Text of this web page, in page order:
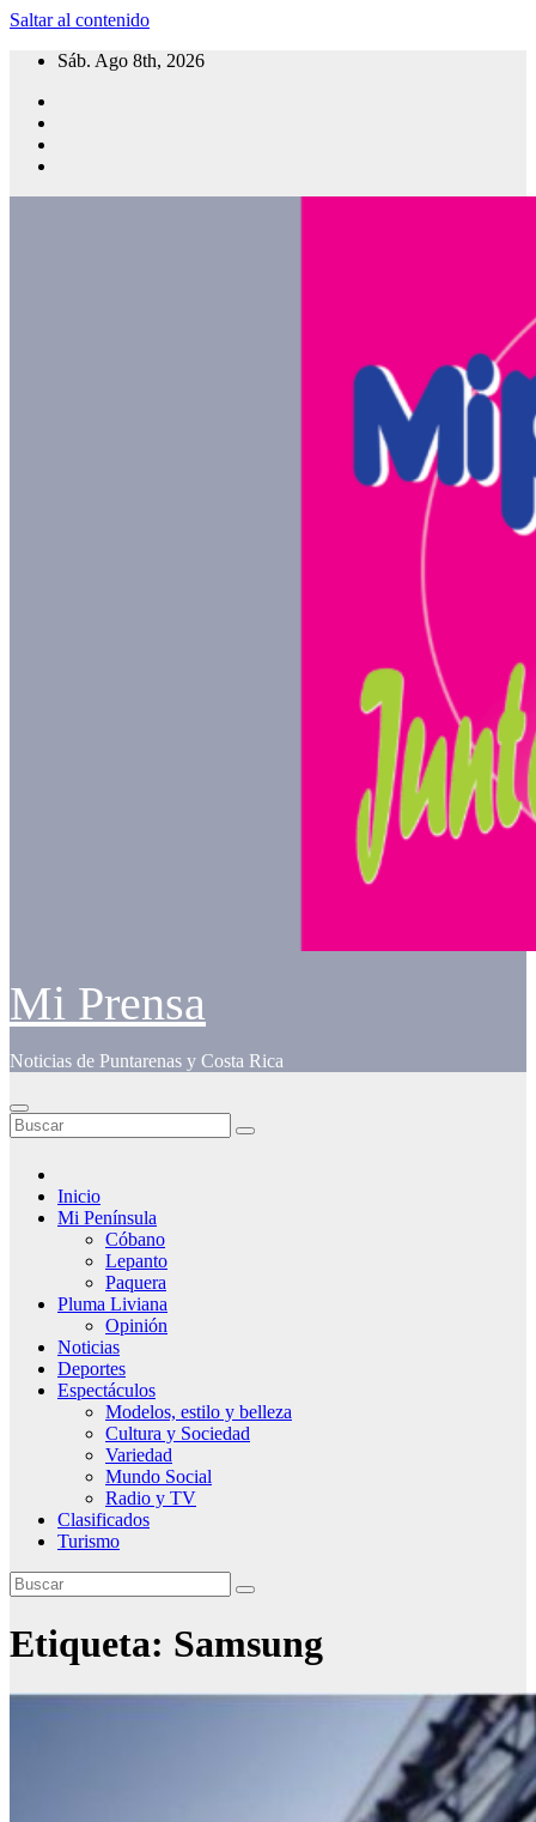
Saltar al contenido
Sáb. Ago 8th, 2026
Mi Prensa
Noticias de Puntarenas y Costa Rica
Inicio
Mi Península
Cóbano
Lepanto
Paquera
Pluma Liviana
Opinión
Noticias
Deportes
Espectáculos
Modelos, estilo y belleza
Cultura y Sociedad
Variedad
Mundo Social
Radio y TV
Clasificados
Turismo
Etiqueta: Samsung